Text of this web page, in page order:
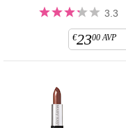
3.3
€2300 AVP